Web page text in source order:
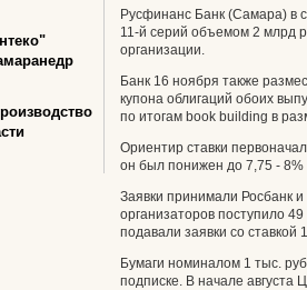
Русфинанс Банк (Самара) в
11-й серий объемом 2 млрд
организации.
Банк 16 ноября также
купона облигаций обоих
по итогам book building в
Ориентир ставки
он был понижен до 7,75 - 8%
Заявки принимали Росбанк
организаторов поступило
подавали заявки со ставкой
Бумаги номиналом 1 тыс.
подписке. В начале августа